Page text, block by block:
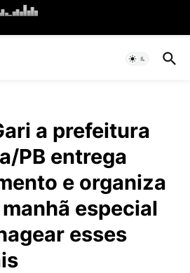
a prefeitura
PB entrega
e organiza
especial
esses